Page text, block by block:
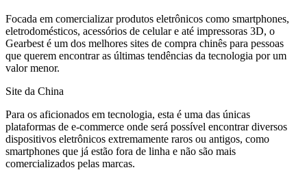
Focada em comercializar produtos eletrônicos como smartphones,
eletrodomésticos, acessórios de celular e até impressoras 3D, o
Gearbest é um dos melhores sites de compra chinês para pessoas
que querem encontrar as últimas tendências da tecnologia por um
valor menor.
Site da China
Para os aficionados em tecnologia, esta é uma das únicas
plataformas de e-commerce onde será possível encontrar diversos
dispositivos eletrônicos extremamente raros ou antigos, como
smartphones que já estão fora de linha e não são mais
comercializados pelas marcas.